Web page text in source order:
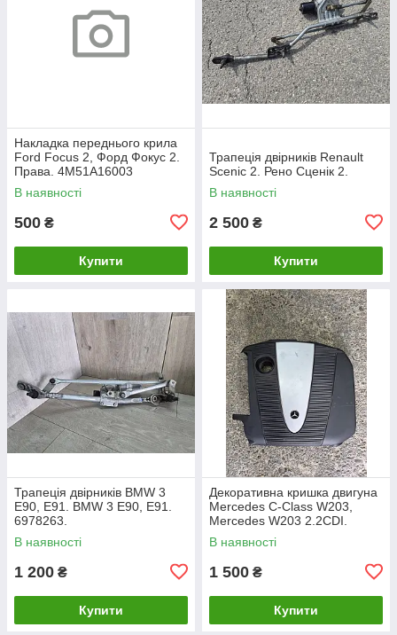
Накладка переднього крила
Ford Focus 2, Форд Фокус 2.
Права. 4M51A16003
В наявності
500 ₴
Купити
Трапеція двірників Renault
Scenic 2. Рено Сценік 2.
В наявності
2 500 ₴
Купити
Трапеція двірників BMW 3
E90, E91. BMW 3 Е90, Е91.
6978263.
В наявності
1 200 ₴
Купити
Декоративна кришка двигуна
Mercedes C-Class W203,
Mercedes W203 2.2CDI.
A6460100467.
В наявності
1 500 ₴
Купити